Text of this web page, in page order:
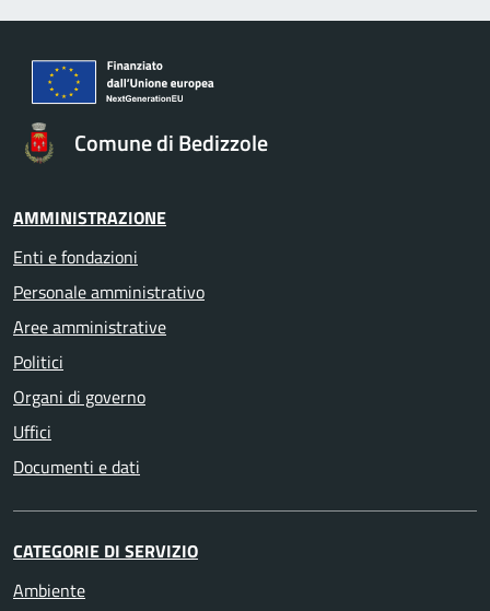
Comune di Bedizzole
AMMINISTRAZIONE
Enti e fondazioni
Personale amministrativo
Aree amministrative
Politici
Organi di governo
Uffici
Documenti e dati
CATEGORIE DI SERVIZIO
Ambiente